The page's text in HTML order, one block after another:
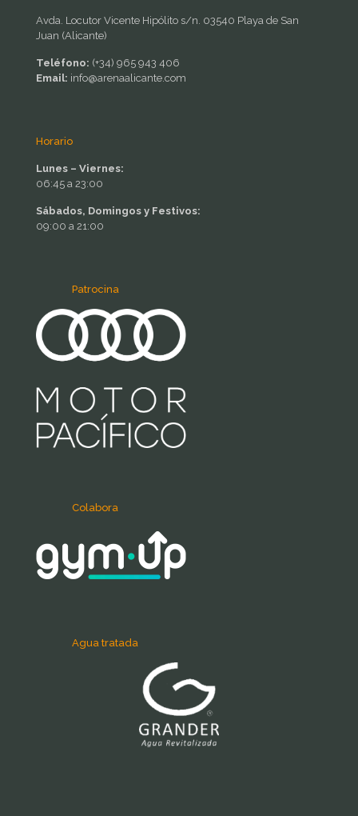
Avda. Locutor Vicente Hipólito s/n. 03540 Playa de San
Juan (Alicante)
Teléfono: (+34) 965 943 406
Email: info@arenaalicante.com
Horario
Lunes – Viernes:
06:45 a 23:00
Sábados, Domingos y Festivos:
09:00 a 21:00
Patrocina
Colabora
Agua tratada